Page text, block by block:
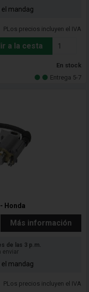
mandag
PLos precios incluyen el IVA
a la cesta
En stock
Entrega 5-7
Honda
Más información
de las 3 p.m.
enviar
mandag
PLos precios incluyen el IVA